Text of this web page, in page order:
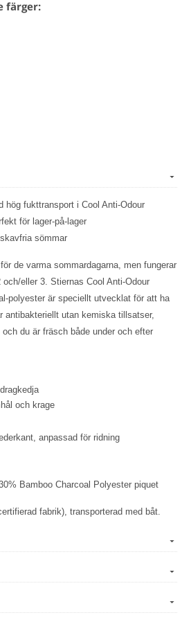
färger:
hög fukttransport i Cool Anti-Odour
för lager-på-lager
sömmar
de varma sommardagarna, men fungerar
eller 3. Stiernas Cool Anti-Odour
polyester är speciellt utvecklat för att ha
antibakteriellt utan kemiska tillsatser,
du är fräsch både under och efter
och krage
anpassad för ridning
Bamboo Charcoal Polyester piquet
fabrik), transporterad med båt.